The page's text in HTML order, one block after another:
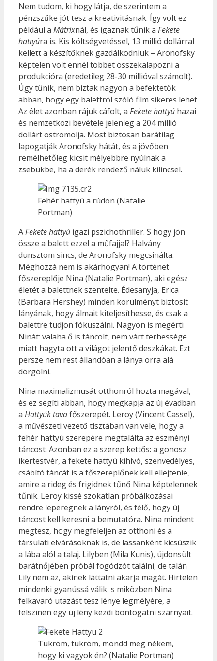
Nem tudom, ki hogy látja, de szerintem a
pénzszűke jót tesz a kreativitásnak. Így volt ez
például a Mátrixnál, és igaznak tűnik a Fekete
hattyúra is. Kis költségvetéssel, 13 millió dollárral
kellett a készítőknek gazdálkodniuk – Aronofsky
képtelen volt ennél többet összekalapozni a
produkcióra (eredetileg 28-30 millióval számolt).
Úgy tűnik, nem bíztak nagyon a befektetők
abban, hogy egy balettról szóló film sikeres lehet.
Az élet azonban rájuk cáfolt, a Fekete hattyú hazai
és nemzetközi bevétele jelenleg a 204 millió
dollárt ostromolja. Most biztosan barátilag
lapogatják Aronofsky hátát, és a jövőben
remélhetőleg kicsit mélyebbre nyúlnak a
zsebükbe, ha a derék rendező náluk kilincsel.
Fehér hattyú a rúdon (Natalie
Portman)
AFekete hattyú igazi pszichothriller. S hogy jön
össze a balett ezzel a műfajjal? Halvány
dunsztom sincs, de Aronofsky megcsinálta.
Méghozzá nem is akárhogyan! A történet
főszereplője Nina (Natalie Portman), aki egész
életét a balettnek szentelte. Édesanyja, Erica
(Barbara Hershey) minden körülményt biztosít
lányának, hogy álmait kiteljesíthesse, és csak a
balettre tudjon fókuszálni. Nagyon is megérti
Ninát: valaha ő is táncolt, nem várt terhessége
miatt hagyta ott a világot jelentő deszkákat. Ezt
persze nem rest állandóan a lánya orra alá
dörgölni.
Nina maximalizmusát otthonról hozta magával,
és ez segíti abban, hogy megkapja az új évadban
a Hattyúk tavafőszerepét. Leroy (Vincent Cassel),
a művészeti vezető tisztában van vele, hogy a
fehér hattyú szerepére megtalálta az eszményi
táncost. Azonban ez a szerep kettős: a gonosz
ikertestvér, a fekete hattyú kihívó, szenvedélyes,
csábító táncát is a főszereplőnek kell ellejtenie,
amire a rideg és frigidnek tűnő Nina képtelennek
tűnik. Leroy kissé szokatlan próbálkozásai
rendre leperegnek a lányról, és félő, hogy új
táncost kell keresni a bemutatóra. Nina mindent
megtesz, hogy megfeleljen az otthoni és a
társulati elvárásoknak is, de lassanként kicsúszik
a lába alól a talaj. Lilyben (Mila Kunis), újdonsült
barátnőjében próbál fogódzót találni, de talán
Lily nem az, akinek láttatni akarja magát. Hirtelen
mindenki gyanússá válik, s miközben Nina
felkavaró utazást tesz lénye legmélyére, a
felszínen egy új lény kezdi bontogatni szárnyait.
Tükröm, tükröm, mondd meg nékem,
hogy ki vagyok én? (Natalie Portman)